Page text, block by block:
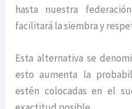
hasta nuestra
facilitará la siembra y
Esta alternativa se
esto aumenta la
estén colocadas en el